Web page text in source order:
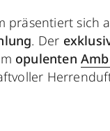
präsentiert sich
. Der
opulenten